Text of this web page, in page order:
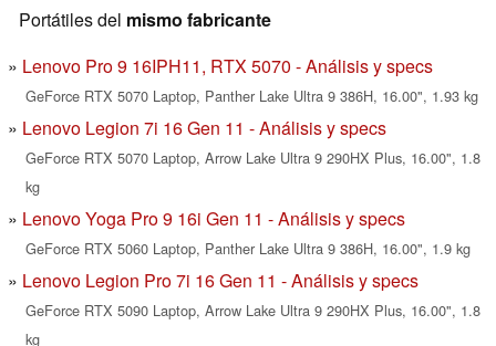
Portátiles del mismo fabricante
Lenovo Pro 9 16IPH11, RTX 5070 - Análisis y specs
GeForce RTX 5070 Laptop, Panther Lake Ultra 9 386H, 16.00", 1.93 kg
Lenovo Legion 7i 16 Gen 11 - Análisis y specs
GeForce RTX 5070 Laptop, Arrow Lake Ultra 9 290HX Plus, 16.00", 1.8
kg
Lenovo Yoga Pro 9 16i Gen 11 - Análisis y specs
GeForce RTX 5060 Laptop, Panther Lake Ultra 9 386H, 16.00", 1.9 kg
Lenovo Legion Pro 7i 16 Gen 11 - Análisis y specs
GeForce RTX 5090 Laptop, Arrow Lake Ultra 9 290HX Plus, 16.00", 1.8
kg